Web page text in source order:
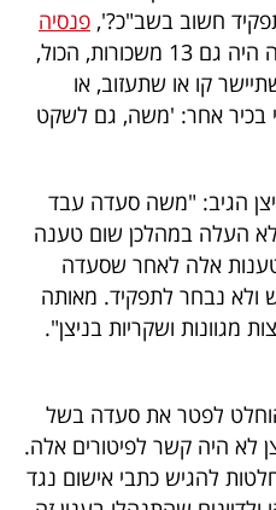
חשוב בשב"כ?', פנסיה
מוקדמת בגיל צעיר, אחר כך זה היה גם 13 משכורות, הכול,
קו או שתעזוב, או
בכיר אחר: 'משה, גם לשקט
הגיב: "משה סעדה עבד
העלה במהלכן שום טענה
טענות אלה לאחר שסעדה
נבחר לתפקיד. מאותה
ושקריות בניצן".
לפטר את סעדה בשל
לא היה קשר לפיטורים אלה.
להגיש כתבי אישום נגד